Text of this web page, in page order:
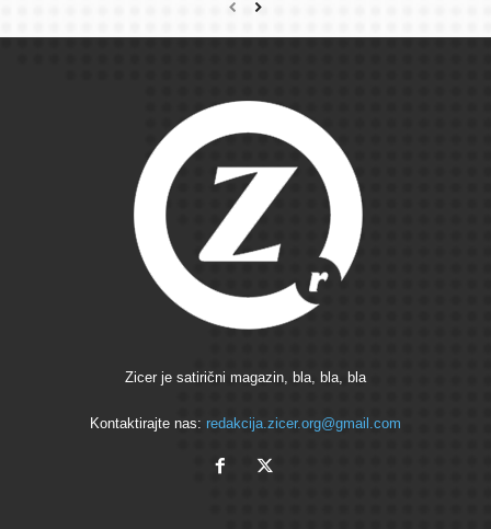
Zicer je satirični magazin, bla, bla, bla
Kontaktirajte nas: redakcija.zicer.org@gmail.com